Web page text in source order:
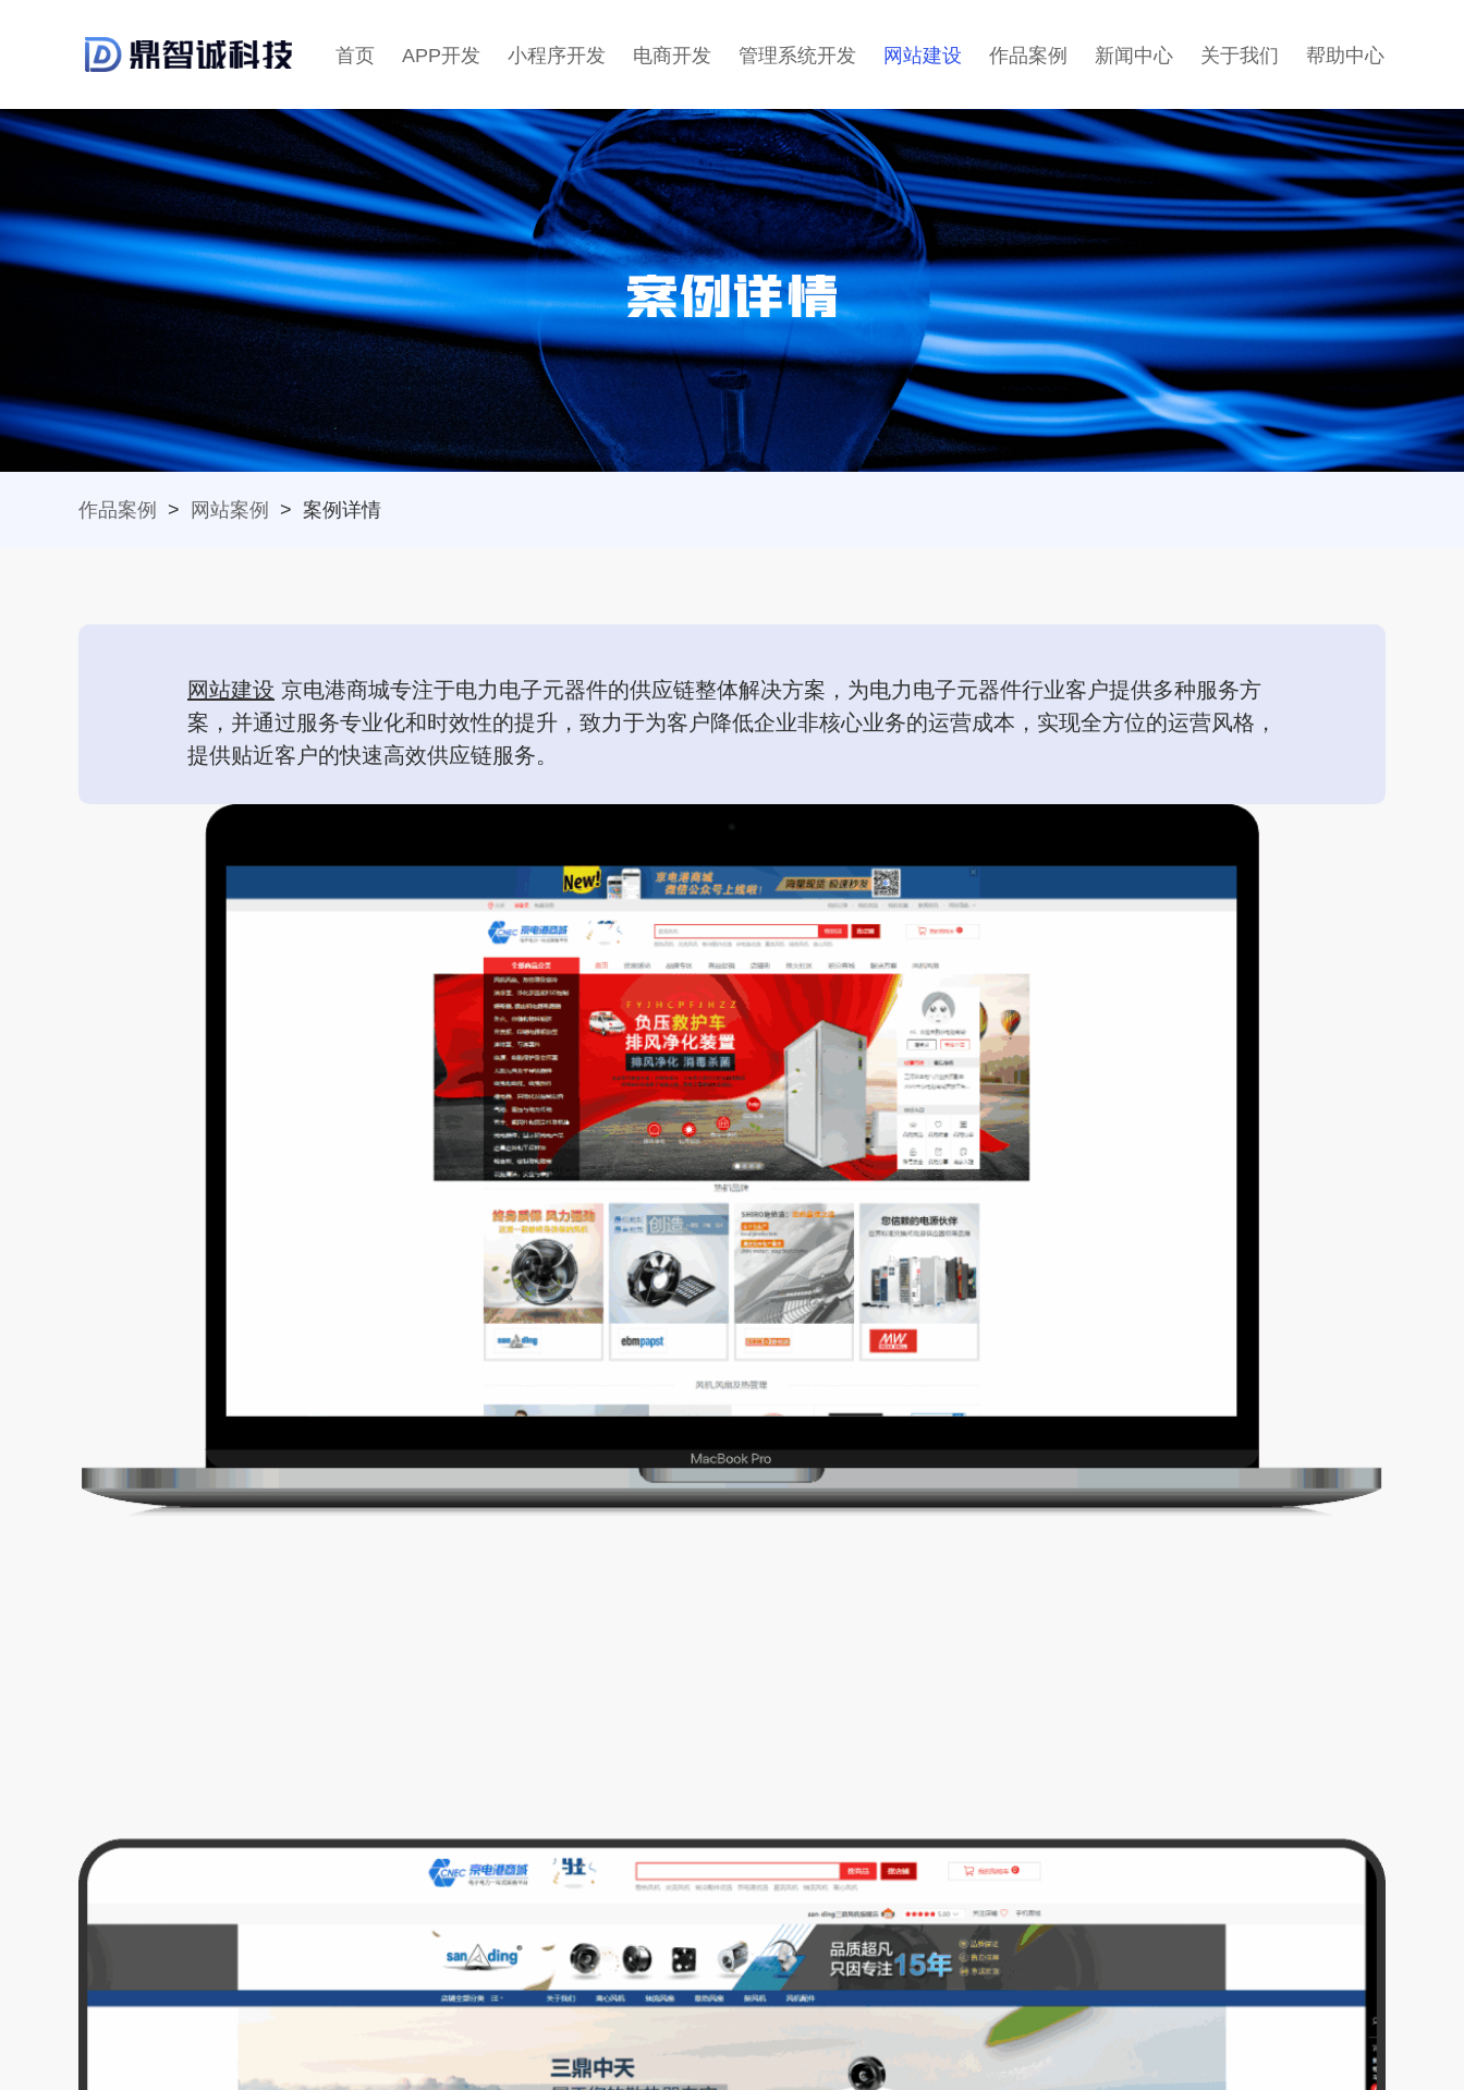
首页 APP开发 小程序开发 电商开发 管理系统开发 网站建设 作品案例 新闻中心 关于我们 帮助中心
作品案例 > 网站案例 > 案例详情
网站建设 京电港商城专注于电力电子元器件的供应链整体解决方案，为电力电子元器件行业客户提供多种服务方
案，并通过服务专业化和时效性的提升，致力于为客户降低企业非核心业务的运营成本，实现全方位的运营风格，
提供贴近客户的快速高效供应链服务。